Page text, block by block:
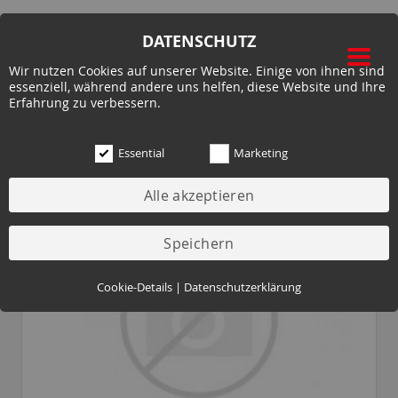
ZUR MIETE
DATENSCHUTZ
Wir nutzen Cookies auf unserer Website. Einige von ihnen sind
essenziell, während andere uns helfen, diese Website und Ihre
Erfahrung zu verbessern.
Essential Marketing
Essential (3)
Name:
Cookie Hinweis
Cookie-Details | Datenschutzerklärung